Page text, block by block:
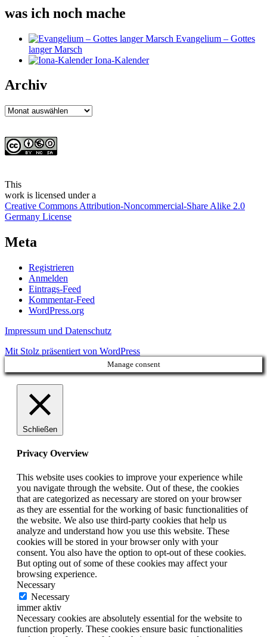
was ich noch mache
Evangelium – Gottes
langer Marsch
Iona-Kalender
Archiv
Archiv
This
work is licensed under a
Creative Commons Attribution-Noncommercial-Share Alike 2.0
Germany License
Meta
Registrieren
Anmelden
Eintrags-Feed
Kommentar-Feed
WordPress.org
Impressum und Datenschutz
Mit Stolz präsentiert von WordPress
Manage consent
Schließen
Privacy Overview
This website uses cookies to improve your experience while
you navigate through the website. Out of these, the cookies
that are categorized as necessary are stored on your browser
as they are essential for the working of basic functionalities of
the website. We also use third-party cookies that help us
analyze and understand how you use this website. These
cookies will be stored in your browser only with your
consent. You also have the option to opt-out of these cookies.
But opting out of some of these cookies may affect your
browsing experience.
Necessary
Necessary
immer aktiv
Necessary cookies are absolutely essential for the website to
function properly. These cookies ensure basic functionalities